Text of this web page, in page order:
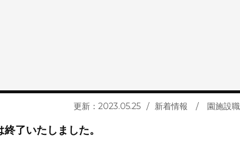
更新：2023.05.25 新着情報 / 園施設
了いたしました。